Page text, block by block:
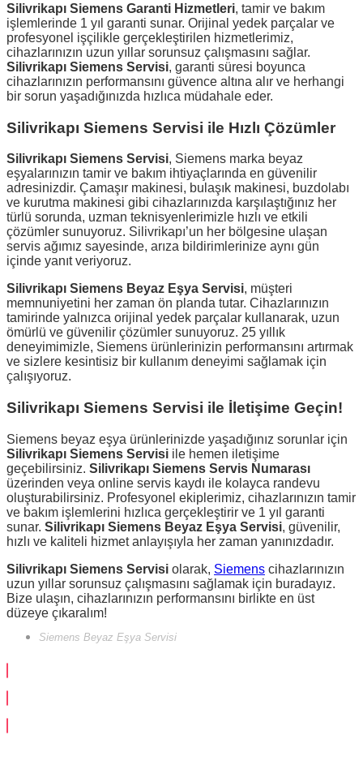
Silivrikapı Siemens Garanti Hizmetleri, tamir ve bakım
işlemlerinde 1 yıl garanti sunar. Orijinal yedek parçalar ve
profesyonel işçilikle gerçekleştirilen hizmetlerimiz,
cihazlarınızın uzun yıllar sorunsuz çalışmasını sağlar.
Silivrikapı Siemens Servisi, garanti süresi boyunca
cihazlarınızın performansını güvence altına alır ve herhangi
bir sorun yaşadığınızda hızlıca müdahale eder.
Silivrikapı Siemens Servisi ile Hızlı Çözümler
Silivrikapı Siemens Servisi, Siemens marka beyaz
eşyalarınızın tamir ve bakım ihtiyaçlarında en güvenilir
adresinizdir. Çamaşır makinesi, bulaşık makinesi, buzdolabı
ve kurutma makinesi gibi cihazlarınızda karşılaştığınız her
türlü sorunda, uzman teknisyenlerimizle hızlı ve etkili
çözümler sunuyoruz. Silivrikapı’un her bölgesine ulaşan
servis ağımız sayesinde, arıza bildirimlerinize aynı gün
içinde yanıt veriyoruz.
Silivrikapı Siemens Beyaz Eşya Servisi, müşteri
memnuniyetini her zaman ön planda tutar. Cihazlarınızın
tamirinde yalnızca orijinal yedek parçalar kullanarak, uzun
ömürlü ve güvenilir çözümler sunuyoruz. 25 yıllık
deneyimimizle, Siemens ürünlerinizin performansını artırmak
ve sizlere kesintisiz bir kullanım deneyimi sağlamak için
çalışıyoruz.
Silivrikapı Siemens Servisi ile İletişime Geçin!
Siemens beyaz eşya ürünlerinizde yaşadığınız sorunlar için
Silivrikapı Siemens Servisi ile hemen iletişime
geçebilirsiniz. Silivrikapı Siemens Servis Numarası
üzerinden veya online servis kaydı ile kolayca randevu
oluşturabilirsiniz. Profesyonel ekiplerimiz, cihazlarınızın tamir
ve bakım işlemlerini hızlıca gerçekleştirir ve 1 yıl garanti
sunar. Silivrikapı Siemens Beyaz Eşya Servisi, güvenilir,
hızlı ve kaliteli hizmet anlayışıyla her zaman yanınızdadır.
Silivrikapı Siemens Servisi olarak, Siemens cihazlarınızın
uzun yıllar sorunsuz çalışmasını sağlamak için buradayız.
Bize ulaşın, cihazlarınızın performansını birlikte en üst
düzeye çıkaralım!
Siemens Beyaz Eşya Servisi